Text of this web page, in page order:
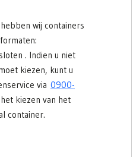
hebben wij containers
. Indien u niet
kiezen, kunt u
via 0900-
kiezen van het
container.